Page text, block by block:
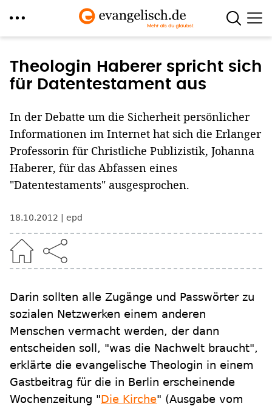
zum
Inhalt
Theologin Haberer spricht sich
für Datentestament aus
In der Debatte um die Sicherheit persönlicher
Informationen im Internet hat sich die Erlanger
Professorin für Christliche Publizistik, Johanna
Haberer, für das Abfassen eines
"Datentestaments" ausgesprochen.
18.10.2012 epd
Darin sollten alle Zugänge und Passwörter zu
sozialen Netzwerken einem anderen
Menschen vermacht werden, der dann
entscheiden soll, "was die Nachwelt braucht",
erklärte die evangelische Theologin in einem
Gastbeitrag für die in Berlin erscheinende
Wochenzeitung "Die Kirche" (Ausgabe vom